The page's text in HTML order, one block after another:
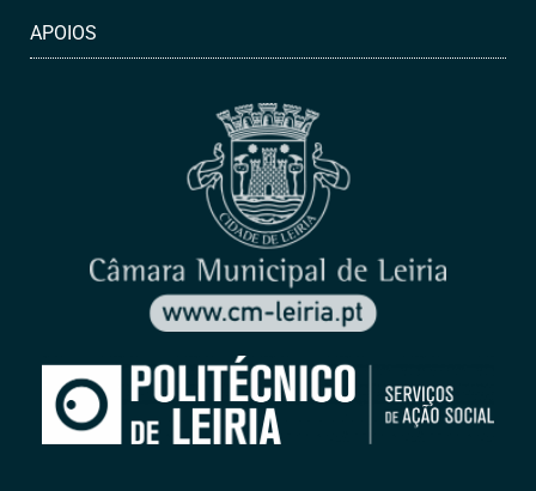
APOIOS